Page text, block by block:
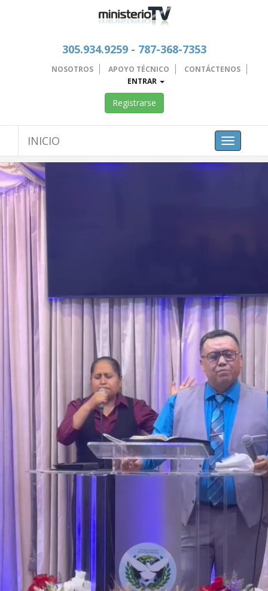
305.934.9259 - 787-368-7353
NOSOTROS APOYO TÉCNICO
CONTÁCTENOS
ENTRAR
Registrarse
Toggle
navigation
INICIO